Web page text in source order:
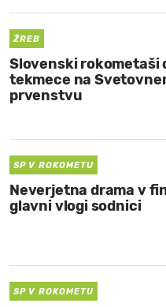
ŽREB
Slovenski rokometaši
tekmece na
prvenstvu
SP V ROKOMETU
Neverjetna drama v
glavni vlogi sodnici
SP V ROKOMETU